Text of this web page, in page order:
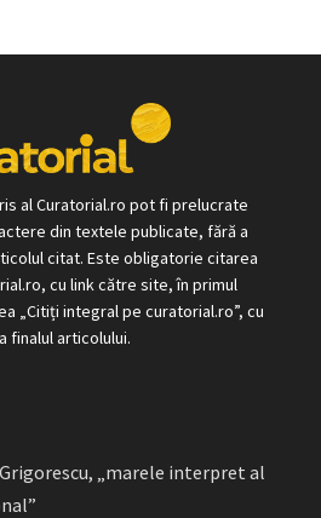
al Curatorial.ro pot fi prelucrate
din textele publicate, fără a
citat. Este obligatorie citarea
cu link către site, în primul
„Citiți integral pe curatorial.ro”, cu
finalul articolului.
„marele interpret al